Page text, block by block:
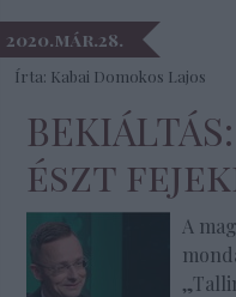
2020.már.28.
Írta: Kabai Domokos Lajos
észt
A